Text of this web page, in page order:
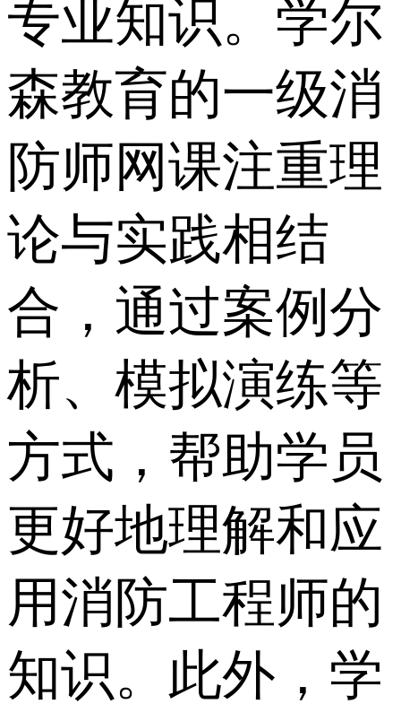
专业知识。学尔
森教育的一级消
防师网课注重理
论与实践相结
合，通过案例分
析、模拟演练等
方式，帮助学员
更好地理解和应
用消防工程师的
知识。此外，学